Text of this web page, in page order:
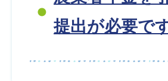
提出が必要で